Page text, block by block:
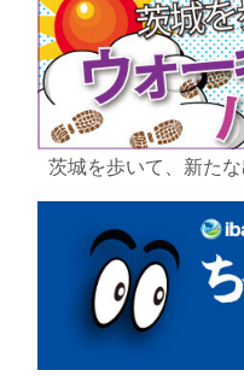
茨城を歩いて、新た